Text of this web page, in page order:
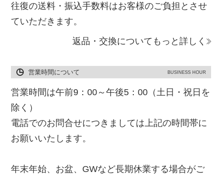
往復の送料・振込手数料はお客様のご負担とさせ
ていただきます。
返品・交換についてもっと詳しく
営業時間について BUSINESS HOUR
営業時間は午前9：00～午後5：00（土日・祝日を
除く）
電話でのお問合せにつきましては上記の時間帯に
お願いいたします。
年末年始、お盆、GWなど長期休業する場合がご